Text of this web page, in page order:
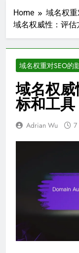
Home
域名权重
域名权威性：评
域名权重对SEO的
域名权
标和工具
Adrian Wu 7